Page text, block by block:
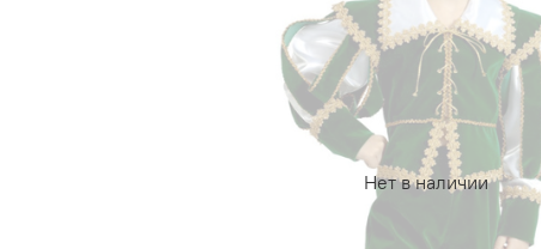
Нет в наличии